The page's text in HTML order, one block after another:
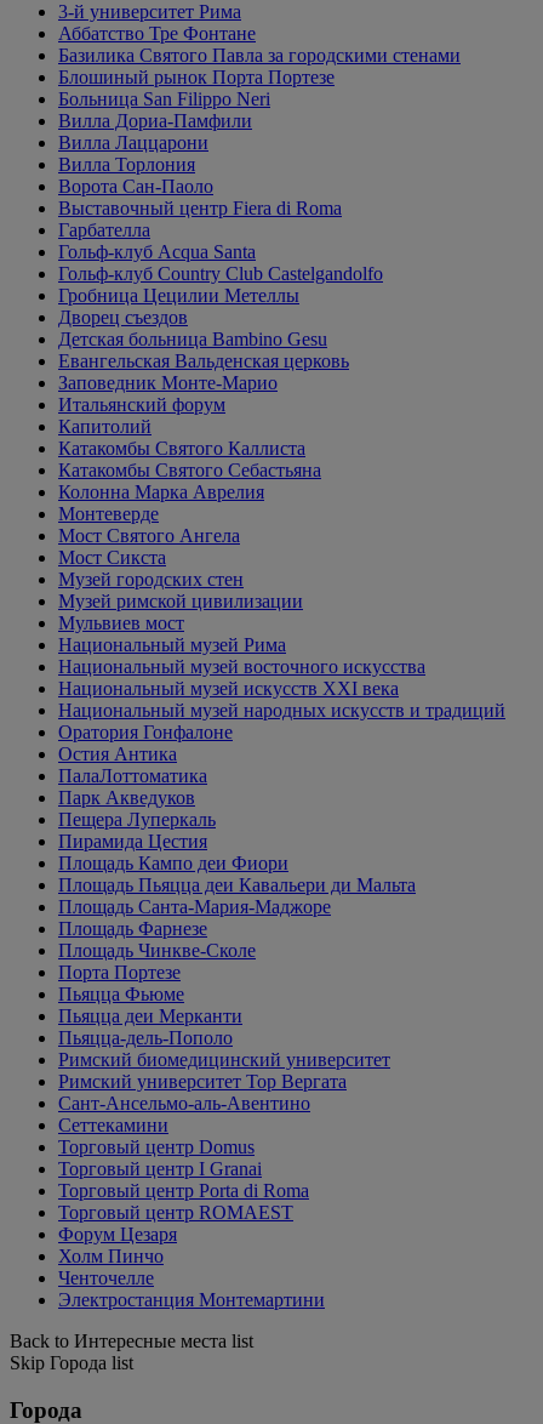
3-й университет Рима
Аббатство Тре Фонтане
Базилика Святого Павла за городскими стенами
Блошиный рынок Порта Портезе
Больница San Filippo Neri
Вилла Дориа-Памфили
Вилла Лаццарони
Вилла Торлония
Ворота Сан-Паоло
Выставочный центр Fiera di Roma
Гарбателла
Гольф-клуб Acqua Santa
Гольф-клуб Country Club Castelgandolfo
Гробница Цецилии Метеллы
Дворец съездов
Детская больница Bambino Gesu
Евангельская Вальденская церковь
Заповедник Монте-Марио
Итальянский форум
Капитолий
Катакомбы Святого Каллиста
Катакомбы Святого Себастьяна
Колонна Марка Аврелия
Монтеверде
Мост Святого Ангела
Мост Сикста
Музей городских стен
Музей римской цивилизации
Мульвиев мост
Национальный музей Рима
Национальный музей восточного искусства
Национальный музей искусств XXI века
Национальный музей народных искусств и традиций
Оратория Гонфалоне
Остия Антика
ПалаЛоттоматика
Парк Акведуков
Пещера Луперкаль
Пирамида Цестия
Площадь Кампо деи Фиори
Площадь Пьяцца деи Кавальери ди Мальта
Площадь Санта-Мария-Маджоре
Площадь Фарнезе
Площадь Чинкве-Сколе
Порта Портезе
Пьяцца Фьюме
Пьяцца деи Мерканти
Пьяцца-дель-Пополо
Римский биомедицинский университет
Римский университет Тор Вергата
Сант-Ансельмо-аль-Авентино
Сеттекамини
Торговый центр Domus
Торговый центр I Granai
Торговый центр Porta di Roma
Торговый центр ROMAEST
Форум Цезаря
Холм Пинчо
Ченточелле
Электростанция Монтемартини
Back to Интересные места list
Skip Города list
Города